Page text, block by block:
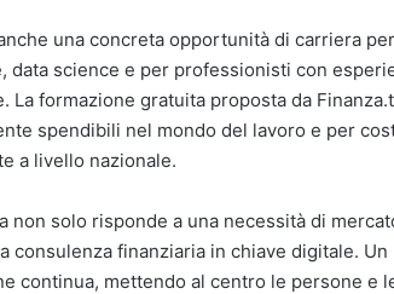
una concreta opportunità di carriera
data science e per professionisti con
formazione gratuita proposta da
spendibili nel mondo del lavoro e per
a livello nazionale.
non solo risponde a una necessità di
consulenza finanziaria in chiave digitale.
continua, mettendo al centro le persone e